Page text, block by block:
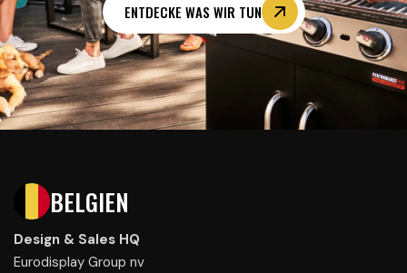
ENTDECKE WAS WIR TUN
BELGIEN
Design & Sales HQ
Eurodisplay Group nv